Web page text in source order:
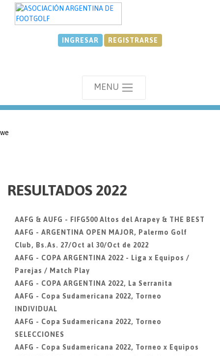
we
INGRESAR REGISTRARSE
MENU
RESULTADOS 2022
AAFG & AUFG - FIFG500 Altos del Arapey & THE BEST
AAFG - ARGENTINA OPEN MAJOR, Palermo Golf
Club, Bs.As. 27/Oct al 30/Oct de 2022
AAFG - COPA ARGENTINA 2022 - Liga x Equipos /
Parejas / Match Play
AAFG - COPA ARGENTINA 2022, La Serranita
AAFG - Copa Sudamericana 2022, Torneo
INDIVIDUAL
AAFG - Copa Sudamericana 2022, Torneo
SELECCIONES
AAFG - Copa Sudamericana 2022, Torneo x Equipos